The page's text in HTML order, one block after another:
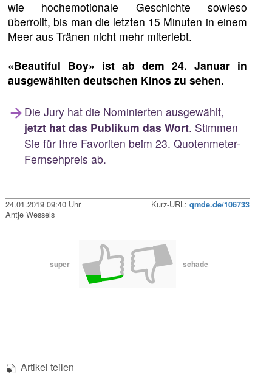
wie hochemotionale Geschichte sowieso
überrollt, bis man die letzten 15 Minuten in einem
Meer aus Tränen nicht mehr miterlebt.
«Beautiful Boy» ist ab dem 24. Januar in
ausgewählten deutschen Kinos zu sehen.
Die Jury hat die Nominierten ausgewählt,
jetzt hat das Publikum das Wort. Stimmen
Sie für Ihre Favoriten beim 23. Quotenmeter-
Fernsehpreis ab.
24.01.2019 09:40 Uhr Kurz-URL: qmde.de/106733
Antje Wessels
super schade
Artikel teilen